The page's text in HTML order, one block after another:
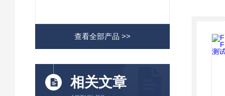
查看全部产品 >>
相关文章